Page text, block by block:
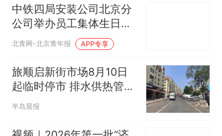
中铁四局安装公司北京分
公司举办员工集体生日
会，凝聚团队温情力量
北青网-北京青年报 APP专享
旅顺启新街市场8月10日
起临时停市 排水供热管网
改造工期约两个月
半岛晨报